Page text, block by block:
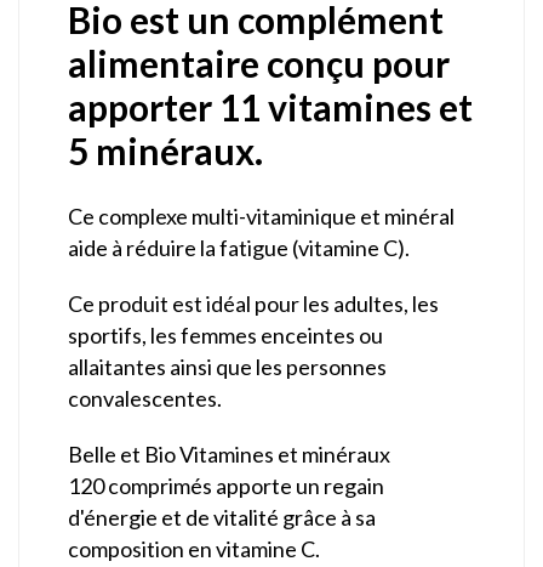
Bio est un complément
alimentaire conçu pour
apporter 11 vitamines et
5 minéraux.
Ce complexe multi-vitaminique et minéral
aide à réduire la fatigue (vitamine C).
Ce produit est idéal pour les adultes, les
sportifs, les femmes enceintes ou
allaitantes ainsi que les personnes
convalescentes.
Belle et Bio Vitamines et minéraux
120 comprimés apporte un regain
d'énergie et de vitalité grâce à sa
composition en vitamine C.